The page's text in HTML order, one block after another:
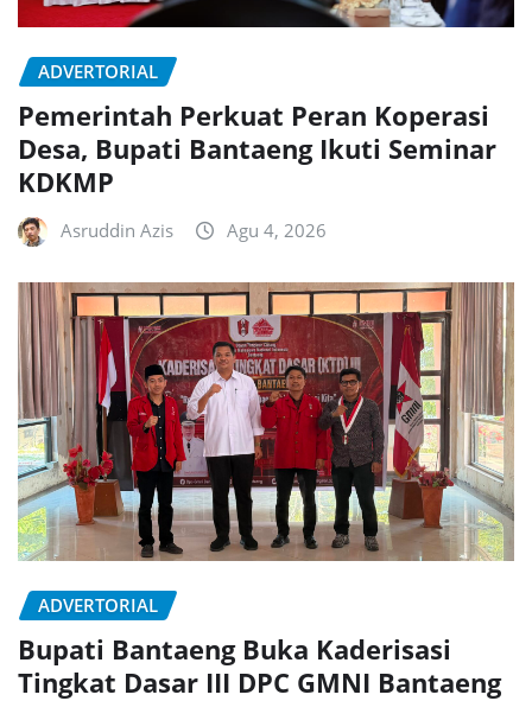
ADVERTORIAL
Pemerintah Perkuat Peran Koperasi
Desa, Bupati Bantaeng Ikuti Seminar
KDKMP
Asruddin Azis Agu 4, 2026
ADVERTORIAL
Bupati Bantaeng Buka Kaderisasi
Tingkat Dasar III DPC GMNI Bantaeng